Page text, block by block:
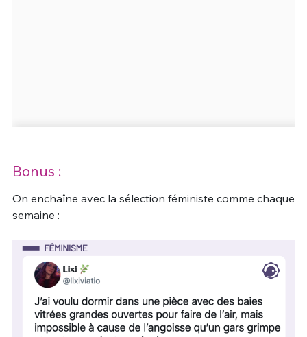
Bonus :
On enchaîne avec la sélection féministe comme chaque
semaine :